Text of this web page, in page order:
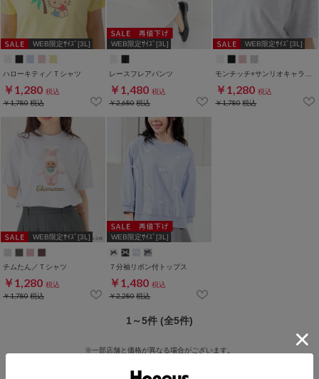
WEB限定ｻｲｽﾞ[3L]
ハローキティ／Ｔシャツ
￥1,280 税込
￥1,780税込
WEB限定ｻｲｽﾞ[3L]
レースフレアパンツ
￥1,480 税込
￥2,680税込
WEB限定ｻｲｽﾞ[3L]
￥1,280 税込
￥1,780税込
WEB限定ｻｲｽﾞ[3L]
チムたん／Ｔシャツ
￥1,280 税込
￥1,780税込
WEB限定ｻｲｽﾞ[3L]
７分袖リボン付トップス
￥1,480 税込
￥2,280税込
1～5件 (全5件)
※一部店舗と価格が異なる場合がございます。
※値下げ前にご購入された商品の価格変更・差額返金等は承っておりません。